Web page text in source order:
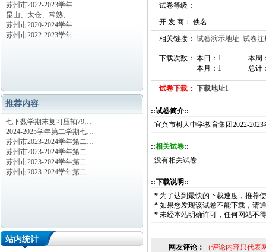
苏州市2022-2023学年…
昆山、太仓、常熟、…
苏州市2020-2024学年…
苏州市2022-2023学年…
推荐内容
七下数学期末复习压轴79…
2024-2025学年第二学期七…
苏州市2023-2024学年第二…
苏州市2023-2024学年第二…
苏州市2023-2024学年第二…
苏州市2023-2024学年第二…
站内统计
试卷等级：
开 发 商： 佚名
相关链接： 试卷演示地址 试卷注
下载次数： 本日：1
本月：1
本周
总计
试卷下载： 下载地址1
::试卷简介::
宜兴市树人中学教育集团2022-
::相关试卷::
没有相关试卷
::下载说明::
* 为了达到最快的下载速度，推荐
* 如果您发现该试卷不能下载，请
* 未经本站明确许可，任何网站不
网友评论： （评论内容只代